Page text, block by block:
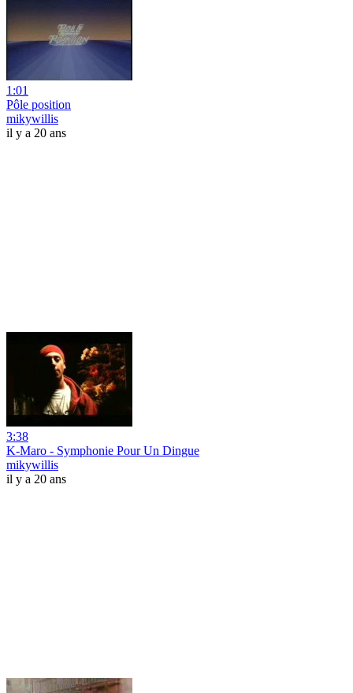
1:01
Pôle position
mikywillis
il y a 20 ans
3:38
K-Maro - Symphonie Pour Un Dingue
mikywillis
il y a 20 ans